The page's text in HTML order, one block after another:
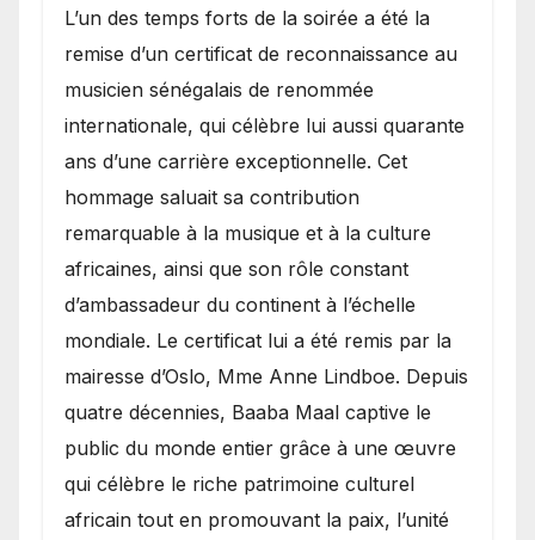
​L’un des temps forts de la soirée a été la
remise d’un certificat de reconnaissance au
musicien sénégalais de renommée
internationale, qui célèbre lui aussi quarante
ans d’une carrière exceptionnelle. Cet
hommage saluait sa contribution
remarquable à la musique et à la culture
africaines, ainsi que son rôle constant
d’ambassadeur du continent à l’échelle
mondiale. Le certificat lui a été remis par la
mairesse d’Oslo, Mme Anne Lindboe. Depuis
quatre décennies, Baaba Maal captive le
public du monde entier grâce à une œuvre
qui célèbre le riche patrimoine culturel
africain tout en promouvant la paix, l’unité